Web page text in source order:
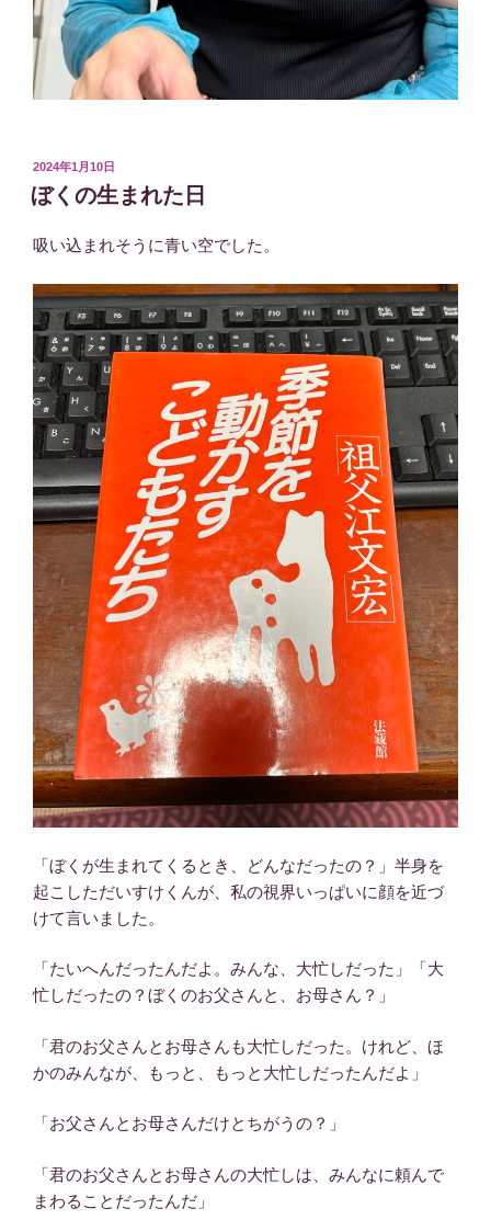
投
稿
日:
2024年1月10日
ぼくの生まれた日
吸い込まれそうに青い空でした。
「ぼくが生まれてくるとき、どんなだったの？」半身を
起こしただいすけくんが、私の視界いっぱいに顔を近づ
けて言いました。
「たいへんだったんだよ。みんな、大忙しだった」「大
忙しだったの？ぼくのお父さんと、お母さん？」
「君のお父さんとお母さんも大忙しだった。けれど、ほ
かのみんなが、もっと、もっと大忙しだったんだよ」
「お父さんとお母さんだけとちがうの？」
「君のお父さんとお母さんの大忙しは、みんなに頼んで
まわることだったんだ」